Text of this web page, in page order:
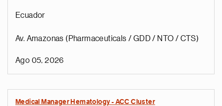
Ecuador
Av. Amazonas (Pharmaceuticals / GDD / NTO / CTS)
Ago 05, 2026
Medical Manager Hematology - ACC Cluster